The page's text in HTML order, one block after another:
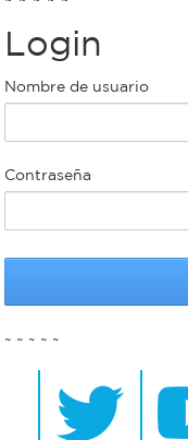
Rentas
Municipal
bondi
Recorrido
Personal
municipal
Login
Nombre de usuario
Contraseña
~ ~ ~ ~ ~